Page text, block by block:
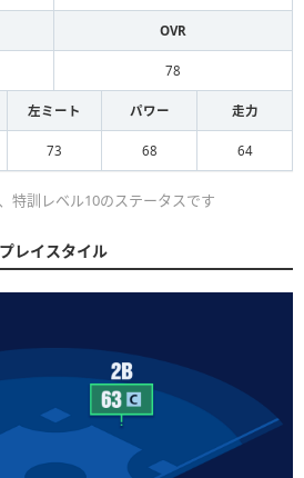
OVR
78
左ミート パワー 走力
73 68 64
特訓レベル10のステータスです
レイスタイル